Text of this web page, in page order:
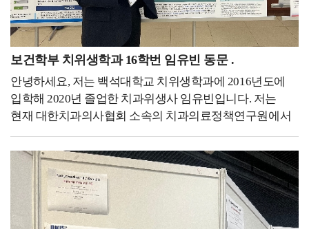
거의 없을 시기였는데, 청해진을 통해 경력을 쌓으면 좋을
것 같다고 교수님이 추천해 주셨습니다. 처음에 입학해서
면담할 때부터 교수님께서 어학 능력 등 저의 역량을 높게
봐주셨고, 코로나 시기를 잘 보내면 좋겠다는 마음에 가장
도움이 될 수 있는 청해진을 추천해 주셨던 것 같습니다.
백녹담 : 그러면 따로 면접 준비하실 때는 특별히 학원에
다니신 건지 아니면 다른 방식으로 준비하셨는지
궁금합니다. 우성하 동문 : 면접은 따로 학원 같은 거는
다니지 않았고, 스터디를 주 5~6회 정도 하면서 굉장히
다양한 사람들에게 피드백을 받았습니다. 그리고 또
교수님이 봐주시는 스터디에도 참석하여 교수님에게도
피드백을 받으면서 실전 감각을 많이 키웠던 것 같습니다.
백녹담 : 마지막으로 승무원을 꿈꾸는 후배들에게 해주고
채용이 전무했고, 그 시기 저는 4학년 졸업예정자였습니다.
고교 시절부터 항공 객실승무원이라는 꿈만 바라본
저에게는 세상이 무너지는 기분이었습니다.어느 날은
한참을 울었어요 승무원이 아니고서 하고싶은 일을
생각해본 적이 없을 정도로 저에겐 간절한 꿈이었거든요.
그러다 문득 이렇게 우울해하고만 있으면 안되고, 지나간
시간은 다시 돌아오지 않으니 이 시간을 더욱 현명하게
보내야된다고 생각이 들었어요.제가 원했던 직무와 적성에
맞는 일을 찾아, 코로나19가 종식되어 항공사 채용이 다시
활발해지는 그날을 기다려야겠다고 생각했습니다.그러다
국민들의 발이 되어주는 KTX에도 승객들의 안전과 편안한
여행을 돕는 승무원이 있다는 것을 알게 되었고,
KTX승무원이라면 제 자신이 즐겁게, 행복하게 근무할 수
보건학부 치위생학과 16학번 임유빈 동문 .
안녕하세요, 저는 백석대학교 치위생학과에 2016년도에
입학해 2020년 졸업한 치과위생사 임유빈입니다. 저는
현재 대한치과의사협회 소속의 치과의료정책연구원에서
많이 생소하시죠? 저는 이곳에서 구강건강 증진을 위해
치과계에 필요한 정책을 위해 연구와 다양한 활동을
하고있습니다. 치과계와 관련된 데이터를 담은 연감, 연구
및 보고서 작성, 연구과제 관리 등 연구원으로써 치과계
발전을 위해 힘쓰고 있습니다.이 직업을 갖기 전에는